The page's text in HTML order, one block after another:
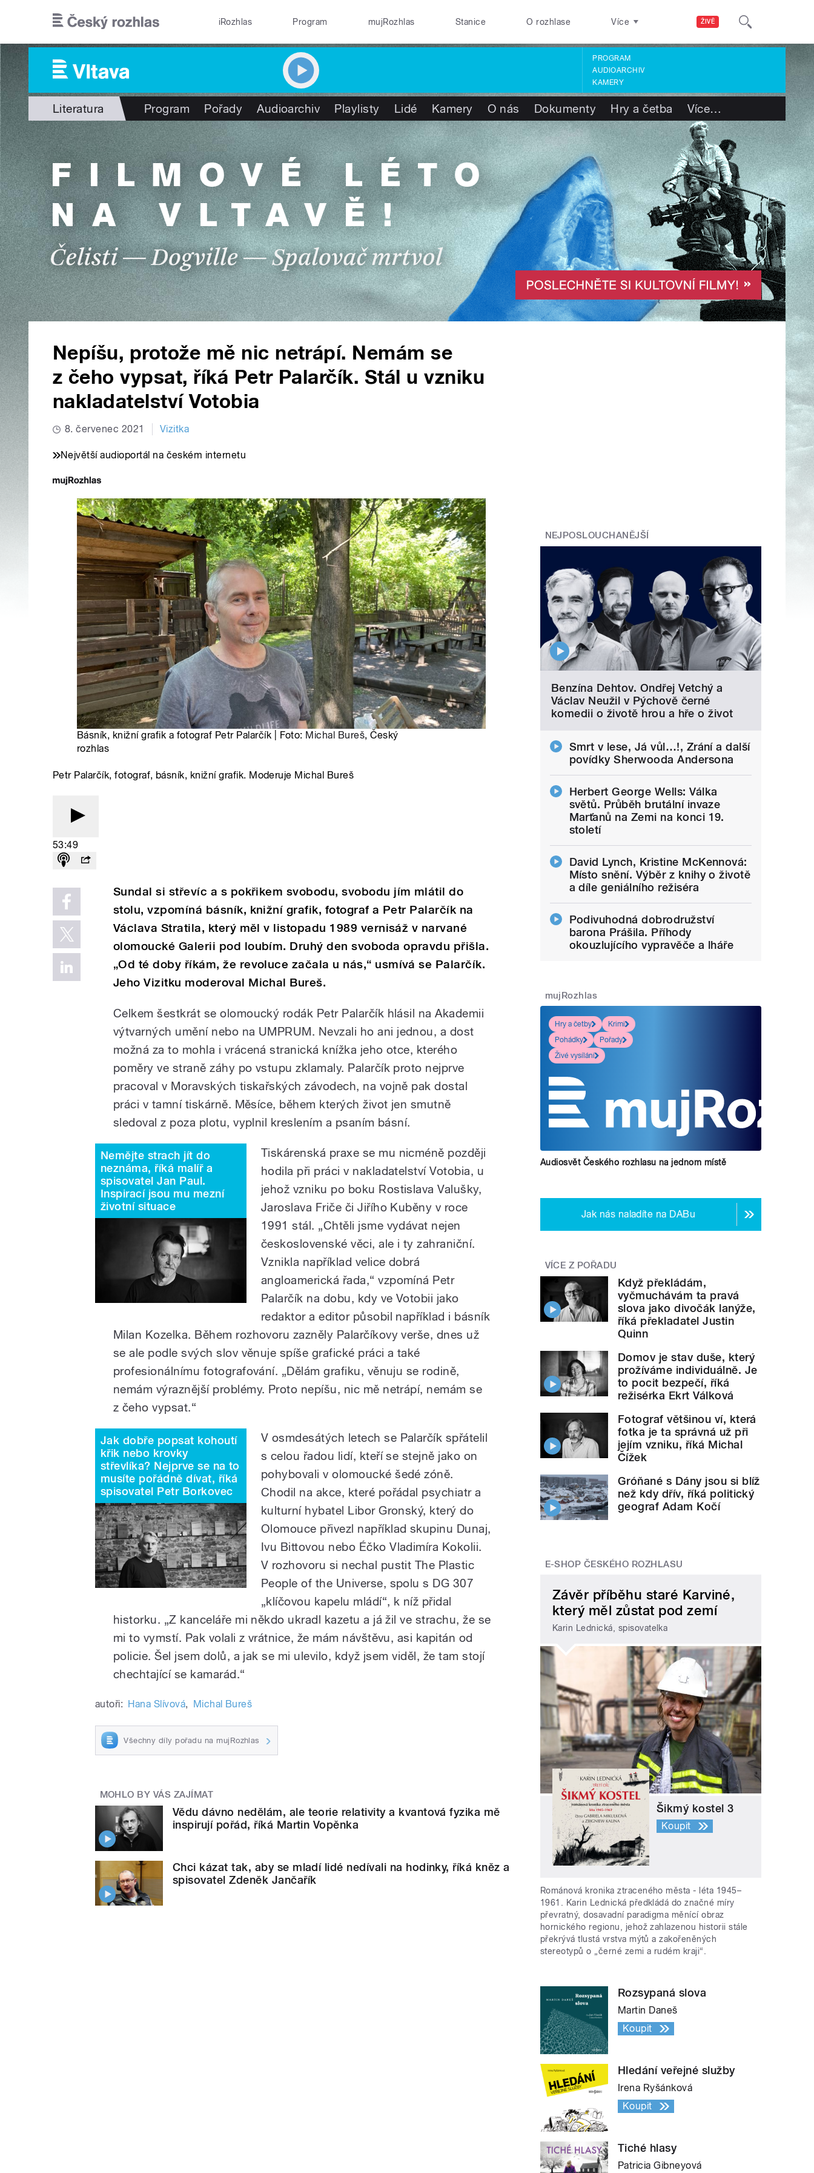
ŽIVĚ
iRozhlas Program mujRozhlas Stanice O rozhlase Více
PROGRAM
AUDIOARCHIV
KAMERY
Literatura Program Pořady Audioarchiv Playlisty Lidé Kamery O nás Dokumenty Hry a četba Více…
Nepíšu, protože mě nic netrápí. Nemám se
z čeho vypsat, říká Petr Palarčík. Stál u vzniku
nakladatelství Votobia
8. červenec 2021 Vizitka
Největší audioportál na českém internetu
Básník, knižní grafik a fotograf Petr Palarčík | Foto: Michal Bureš, Český
rozhlas
Petr Palarčík, fotograf, básník, knižní grafik. Moderuje Michal Bureš
53:49
Sundal si střevíc a s pokřikem svobodu, svobodu jím mlátil do
stolu, vzpomíná básník, knižní grafik, fotograf a Petr Palarčík na
Václava Stratila, který měl v listopadu 1989 vernisáž v narvané
olomoucké Galerii pod loubím. Druhý den svoboda opravdu přišla.
„Od té doby říkám, že revoluce začala u nás,“ usmívá se Palarčík.
Jeho Vizitku moderoval Michal Bureš.
Celkem šestkrát se olomoucký rodák Petr Palarčík hlásil na Akademii
výtvarných umění nebo na UMPRUM. Nevzali ho ani jednou, a dost
možná za to mohla i vrácená stranická knížka jeho otce, kterého
poměry ve straně záhy po vstupu zklamaly. Palarčík proto nejprve
pracoval v Moravských tiskařských závodech, na vojně pak dostal
práci v tamní tiskárně. Měsíce, během kterých život jen smutně
sledoval z poza plotu, vyplnil kreslením a psaním básní.
Nemějte strach jít do
neznáma, říká malíř a
spisovatel Jan Paul.
Inspirací jsou mu mezní
životní situace
Tiskárenská praxe se mu nicméně později
hodila při práci v nakladatelství Votobia, u
jehož vzniku po boku Rostislava Valušky,
Jaroslava Friče či Jiřího Kuběny v roce
1991 stál. „Chtěli jsme vydávat nejen
československé věci, ale i ty zahraniční.
Vznikla například velice dobrá
angloamerická řada,“ vzpomíná Petr
Palarčík na dobu, kdy ve Votobii jako
redaktor a editor působil například i básník
Milan Kozelka. Během rozhovoru zazněly Palarčíkovy verše, dnes už
se ale podle svých slov věnuje spíše grafické práci a také
profesionálnímu fotografování. „Dělám grafiku, věnuju se rodině,
nemám výraznější problémy. Proto nepíšu, nic mě netrápí, nemám se
z čeho vypsat.“
Jak dobře popsat kohoutí
křik nebo krovky
střevlíka? Nejprve se na to
musíte pořádně dívat, říká
spisovatel Petr Borkovec
V osmdesátých letech se Palarčík spřátelil
s celou řadou lidí, kteří se stejně jako on
pohybovali v olomoucké šedé zóně.
Chodil na akce, které pořádal psychiatr a
kulturní hybatel Libor Gronský, který do
Olomouce přivezl například skupinu Dunaj,
Ivu Bittovou nebo Éčko Vladimíra Kokolii.
V rozhovoru si nechal pustit The Plastic
People of the Universe, spolu s DG 307
„klíčovou kapelu mládí“, k níž přidal
historku. „Z kanceláře mi někdo ukradl kazetu a já žil ve strachu, že se
mi to vymstí. Pak volali z vrátnice, že mám návštěvu, asi kapitán od
policie. Šel jsem dolů, a jak se mi ulevilo, když jsem viděl, že tam stojí
chechtající se kamarád.“
autoři: Hana Slívová, Michal Bureš
Všechny díly pořadu na mujRozhlas
MOHLO BY VÁS ZAJÍMAT
Vědu dávno nedělám, ale teorie relativity a kvantová fyzika mě
inspirují pořád, říká Martin Vopěnka
Chci kázat tak, aby se mladí lidé nedívali na hodinky, říká kněz a
spisovatel Zdeněk Jančařík
NEJPOSLOUCHANĚJŠÍ
Benzína Dehtov. Ondřej Vetchý a
Václav Neužil v Pýchově černé
komedii o životě hrou a hře o život
Smrt v lese, Já vůl…!, Zrání a další
povídky Sherwooda Andersona
Herbert George Wells: Válka
světů. Průběh brutální invaze
Marťanů na Zemi na konci 19.
století
David Lynch, Kristine McKennová:
Místo snění. Výběr z knihy o životě
a díle geniálního režiséra
Podivuhodná dobrodružství
barona Prášila. Příhody
okouzlujícího vypravěče a lháře
mujRozhlas
Hry a četby
Krimi
Pohádky
Pořady
Živé vysílání
Audiosvět Českého rozhlasu na jednom místě
Jak nás naladíte na DABu
VÍCE Z POŘADU
Když překládám,
vyčmuchávám ta pravá
slova jako divočák lanýže,
říká překladatel Justin
Quinn
Domov je stav duše, který
prožíváme individuálně. Je
to pocit bezpečí, říká
režisérka Ekrt Válková
Fotograf většinou ví, která
fotka je ta správná už při
jejím vzniku, říká Michal
Čížek
Gróňané s Dány jsou si blíž
než kdy dřív, říká politický
geograf Adam Kočí
E-SHOP ČESKÉHO ROZHLASU
Závěr příběhu staré Karviné,
který měl zůstat pod zemí
Karin Lednická, spisovatelka
Šikmý kostel 3
Koupit
Románová kronika ztraceného města - léta 1945–
1961. Karin Lednická předkládá do značné míry
převratný, dosavadní paradigma měnící obraz
hornického regionu, jehož zahlazenou historii stále
překrývá tlustá vrstva mýtů a zakořeněných
stereotypů o „černé zemi a rudém kraji“.
Rozsypaná slova
Martin Daneš
Koupit
Hledání veřejné služby
Irena Ryšánková
Koupit
Tiché hlasy
Patricia Gibneyová